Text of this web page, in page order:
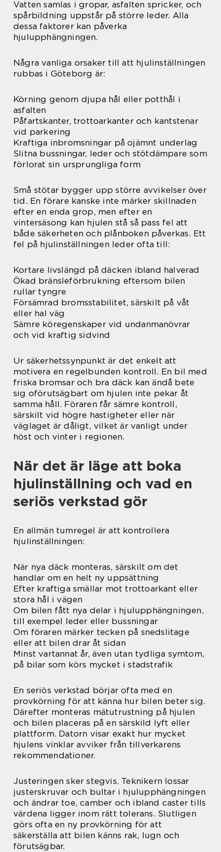
Vatten samlas i gropar, asfalten spricker, och
spårbildning uppstår på större leder. Alla
dessa faktorer kan påverka
hjulupphängningen.
Några vanliga orsaker till att hjulinställningen
rubbas i Göteborg är:
Körning genom djupa hål eller potthål i
asfalten
Påfartskanter, trottoarkanter och kantstenar
vid parkering
Kraftiga inbromsningar på ojämnt underlag
Slitna bussningar, leder och stötdämpare som
förlorat sin ursprungliga form
Små stötar bygger upp större avvikelser över
tid. En förare kanske inte märker skillnaden
efter en enda grop, men efter en
vintersäsong kan hjulen stå så pass fel att
både säkerheten och plånboken påverkas. Ett
fel på hjulinställningen leder ofta till:
Kortare livslängd på däcken ibland halverad
Ökad bränsleförbrukning eftersom bilen
rullar tyngre
Försämrad bromsstabilitet, särskilt på våt
eller hal väg
Sämre köregenskaper vid undanmanövrar
och vid kraftig sidvind
Ur säkerhetssynpunkt är det enkelt att
motivera en regelbunden kontroll. En bil med
friska bromsar och bra däck kan ändå bete
sig oförutsägbart om hjulen inte pekar åt
samma håll. Föraren får sämre kontroll,
särskilt vid högre hastigheter eller när
väglaget är dåligt, vilket är vanligt under
höst och vinter i regionen.
När det är läge att boka
hjulinställning och vad en
seriös verkstad gör
En allmän tumregel är att kontrollera
hjulinställningen:
När nya däck monteras, särskilt om det
handlar om en helt ny uppsättning
Efter kraftiga smällar mot trottoarkant eller
stora hål i vägen
Om bilen fått nya delar i hjulupphängningen,
till exempel leder eller bussningar
Om föraren märker tecken på snedslitage
eller att bilen drar åt sidan
Minst vartannat år, även utan tydliga symtom,
på bilar som körs mycket i stadstrafik
En seriös verkstad börjar ofta med en
provkörning för att känna hur bilen beter sig.
Därefter monteras mätutrustning på hjulen
och bilen placeras på en särskild lyft eller
plattform. Datorn visar exakt hur mycket
hjulens vinklar avviker från tillverkarens
rekommendationer.
Justeringen sker stegvis. Teknikern lossar
justerskruvar och bultar i hjulupphängningen
och ändrar toe, camber och ibland caster tills
värdena ligger inom rätt tolerans. Slutligen
görs ofta en ny provkörning för att
säkerställa att bilen känns rak, lugn och
förutsägbar.